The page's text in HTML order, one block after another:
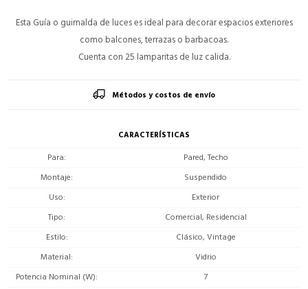
Esta Guía o guirnalda de luces es ideal para decorar espacios exteriores
como balcones, terrazas o barbacoas.
Cuenta con 25 lamparitas de luz calida.
Métodos y costos de envío
CARACTERÍSTICAS
Para
Pared, Techo
Montaje
Suspendido
Uso
Exterior
Tipo
Comercial, Residencial
Estilo
Clásico, Vintage
Material
Vidrio
Potencia Nominal (W)
7